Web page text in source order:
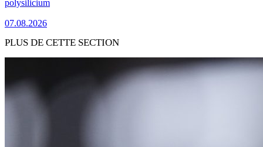
polysilicium
07.08.2026
PLUS DE CETTE SECTION